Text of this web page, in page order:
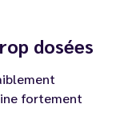
dosées
fortement